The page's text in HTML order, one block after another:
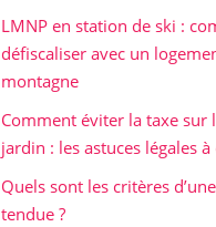
LMNP en station de ski :
défiscaliser avec un
montagne
Comment éviter la taxe sur
jardin : les astuces légales
Quels sont les critères
tendue ?